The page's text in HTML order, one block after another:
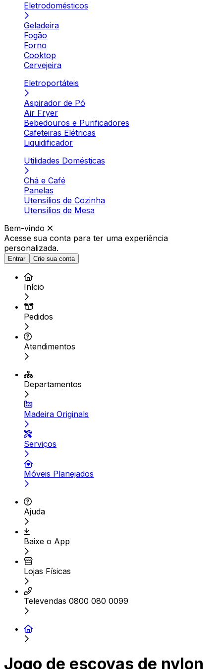
Eletrodomésticos
Geladeira
Fogão
Forno
Cooktop
Cervejeira
Eletroportáteis
Aspirador de Pó
Air Fryer
Bebedouros e Purificadores
Cafeteiras Elétricas
Liquidificador
Utilidades Domésticas
Chá e Café
Panelas
Utensílios de Cozinha
Utensílios de Mesa
Bem-vindo
Acesse sua conta para ter uma experiência
personalizada.
Entrar Crie sua conta
Início
Pedidos
Atendimentos
Departamentos
Madeira Originals
Serviços
Móveis Planejados
Ajuda
Baixe o App
Lojas Físicas
Televendas 0800 080 0099
Jogo de escovas de nylon